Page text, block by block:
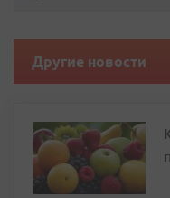
Другие новости